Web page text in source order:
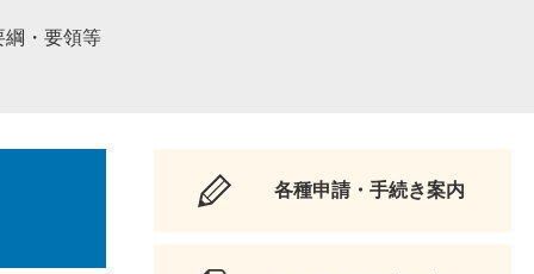
綱・要領等
各種申請・手続き案内